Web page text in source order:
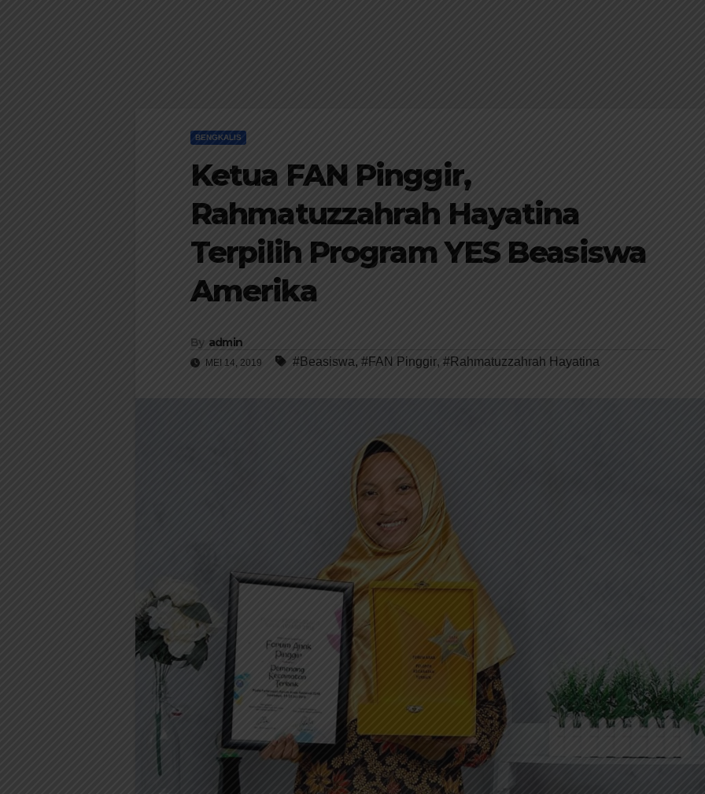
BENGKALIS
Ketua FAN Pinggir,
Rahmatuzzahrah Hayatina
Terpilih Program YES Beasiswa
Amerika
By admin
MEI 14, 2019 #Beasiswa, #FAN Pinggir, #Rahmatuzzahrah Hayatina